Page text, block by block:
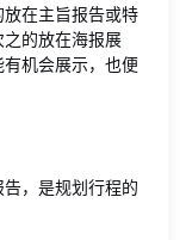
在主旨报告或特
的放在海报展
机会展示，也便
，是规划行程的